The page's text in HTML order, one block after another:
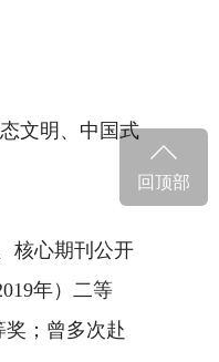
文明 、中国式
核心期刊 公开
年）二等
；曾多次赴
回顶部